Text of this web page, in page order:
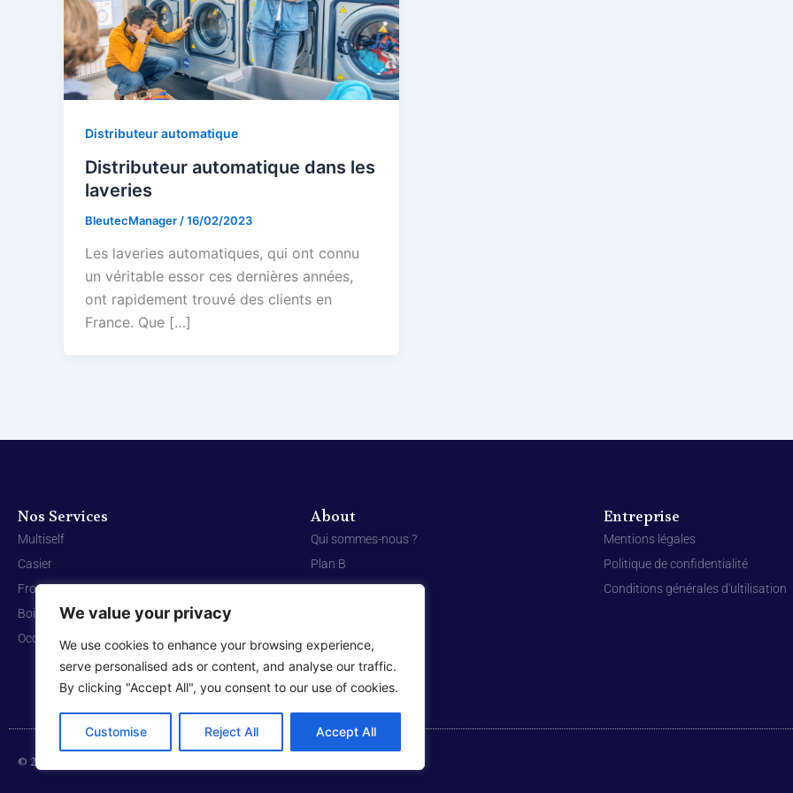
We value your privacy
We use cookies to enhance your browsing experience,
serve personalised ads or content, and analyse our traffic.
By clicking "Accept All", you consent to our use of cookies.
Customise Reject All Accept All
Distributeur automatique
Distributeur automatique dans les
laveries
BleutecManager /16/02/2023
Les laveries automatiques, qui ont connu
un véritable essor ces dernières années,
ont rapidement trouvé des clients en
France. Que […]
Nos Services
Multiself
Casier
Frozen
Boissons chaudes
Occasion
About
Qui sommes-nous ?
Plan B
Contact
Entreprise
Mentions légales
Politique de confidentialité
Conditions générales d'ultilisation
© 2025 Bleutec System | All rights reserved